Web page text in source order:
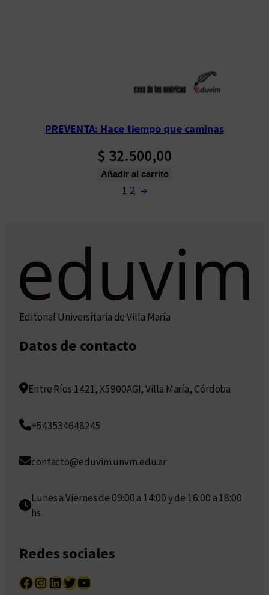
PREVENTA: Hace tiempo que caminas
$ 32.500,00
Añadir al carrito
1 2 →
Editorial Universitaria de Villa María
Datos de contacto
Entre Ríos 1421, X5900AGI, Villa María, Córdoba
+543534648245
contacto@eduvim.unvm.edu.ar
Lunes a Viernes de 09:00 a 14:00 y de 16:00 a 18:00
hs
Redes sociales
Facebook InstagramLinkedIn Twitter YouTube